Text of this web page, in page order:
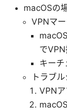
macOSの
VPNマ
で
キー
トラブ
VPNア